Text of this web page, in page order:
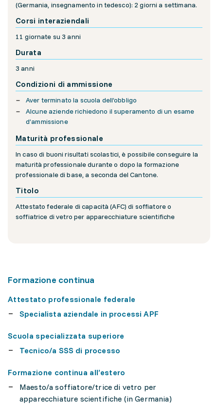
(Germania, insegnamento in tedesco): 2 giorni a settimana.
Corsi interaziendali
11 giornate su 3 anni
Durata
3 anni
Condizioni di ammissione
Aver terminato la scuola dell’obbligo
Alcune aziende richiedono il superamento di un esame
d’ammissione
Maturità professionale
In caso di buoni risultati scolastici, è possibile conseguire la
maturità professionale durante o dopo la formazione
professionale di base, a seconda del Cantone.
Titolo
Attestato federale di capacità (AFC) di soffiatore o
soffiatrice di vetro per apparecchiature scientifiche
Formazione continua
Attestato professionale federale
Specialista aziendale in processi APF
Scuola specializzata superiore
Tecnico/a SSS di processo
Formazione continua all’estero
Maesto/a soffiatore/trice di vetro per
apparecchiature scientifiche (in Germania)